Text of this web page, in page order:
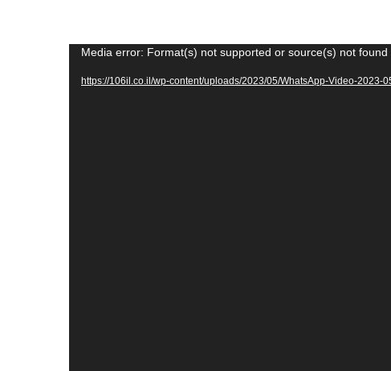
Media error: Format(s) not supported or source(s) not found